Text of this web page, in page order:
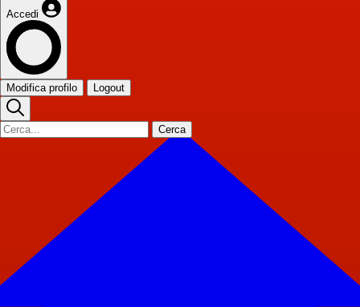
Accedi
Modifica profilo Logout
Cerca